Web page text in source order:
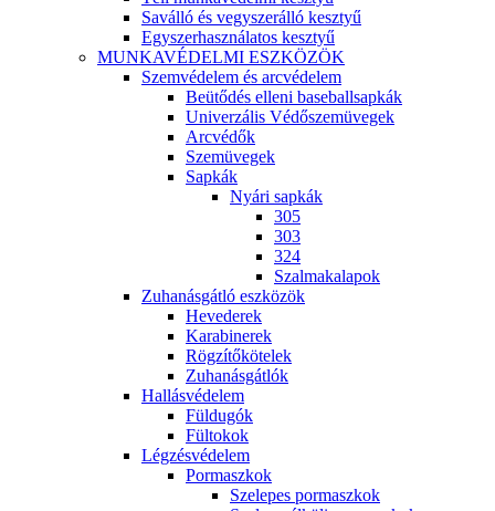
Saválló és vegyszerálló kesztyű
Egyszerhasználatos kesztyű
MUNKAVÉDELMI ESZKÖZÖK
Szemvédelem és arcvédelem
Beütődés elleni baseballsapkák
Univerzális Védőszemüvegek
Arcvédők
Szemüvegek
Sapkák
Nyári sapkák
305
303
324
Szalmakalapok
Zuhanásgátló eszközök
Hevederek
Karabinerek
Rögzítőkötelek
Zuhanásgátlók
Hallásvédelem
Füldugók
Fültokok
Légzésvédelem
Pormaszkok
Szelepes pormaszkok